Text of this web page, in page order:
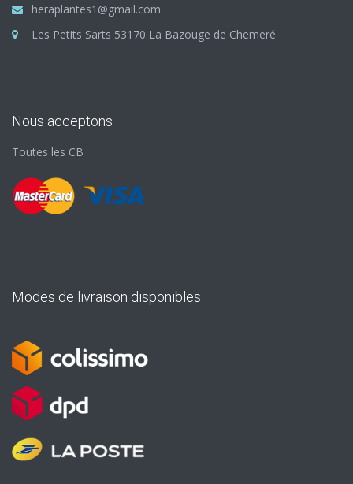
heraplantes1@gmail.com
Les Petits Sarts 53170 La Bazouge de Chemeré
Nous acceptons
Toutes les CB
Modes de livraison disponibles